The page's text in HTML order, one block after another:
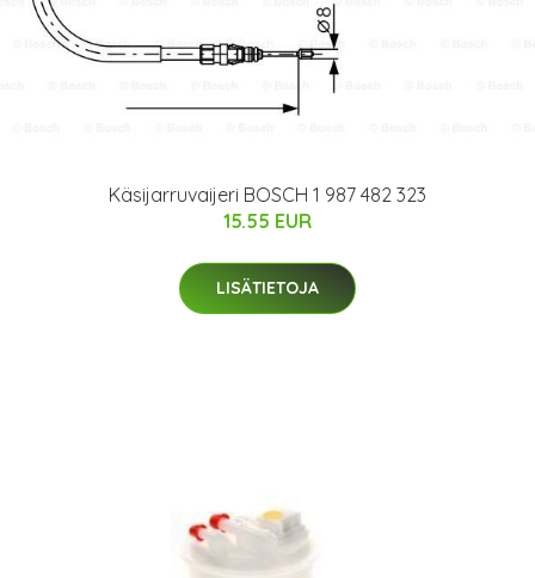
Käsijarruvaijeri BOSCH 1 987 482 323
15.55 EUR
LISÄTIETOJA